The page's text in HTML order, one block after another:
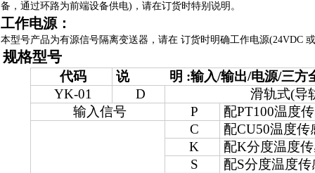
备，通过环路为前端设备供电)，请在订货时特别说明。
工作电源：
本型号产品为有源信号隔离变送器，请在 订货时明确工作电源(24VDC 或
规格型号
代码
说 明 :输入/输出/电源/三方
YK-01
D 滑轨式(导
输入信号
P 配PT100温度
C
配CU50温度传
K
配K分度温度
S
配S分度温度传